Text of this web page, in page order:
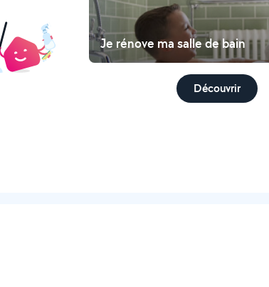
Je rénove ma salle de bain
Découvrir